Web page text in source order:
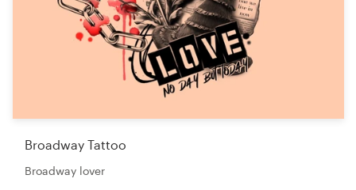
Broadway Tattoo
Broadway lover